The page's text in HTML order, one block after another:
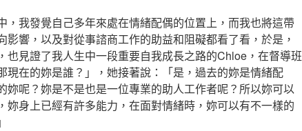
，我發覺自己多年來處在情緒配偶的位置上，而我也將這帶
影響，以及對從事諮商工作的助益和阻礙都看了看，於是，
也見證了我人生中一段重要自我成長之路的Chloe，在督導班
現在的妳是誰？」，她接著說：「是，過去的妳是情緒配
妳呢？妳是不是也是一位專業的助人工作者呢？所以妳可以
妳身上已經有許多能力，在面對情緒時，妳可以有不一樣的